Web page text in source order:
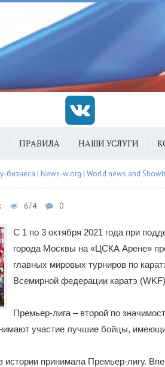
ПРАВИЛА НАШИ УСЛУГИ
бизнеса | News-w.org | World news and
674 0
С 1 по 3 октября 2021 года при
города Москвы на «ЦСКА Арене»
главных мировых турниров по
Всемирной федерации каратэ
Премьер-лига – второй по
участие лучшие бойцы,
истории принимала Премьер-лигу.